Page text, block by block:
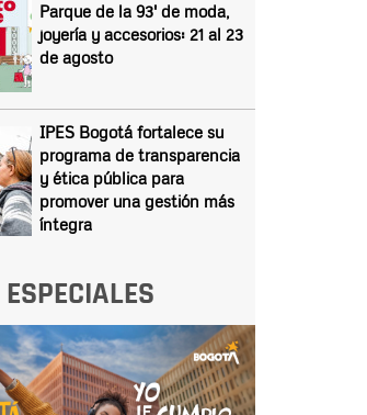
Parque de la 93' de moda,
joyería y accesorios: 21 al 23
de agosto
IPES Bogotá fortalece su
programa de transparencia
y ética pública para
promover una gestión más
íntegra
ESPECIALES